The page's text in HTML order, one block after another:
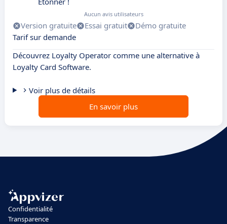
Aucun avis utilisateurs
Version gratuite Essai gratuit
Démo gratuite
Tarif sur demande
Découvrez Loyalty Operator comme une alternative à
Loyalty Card Software.
Voir plus de détails
En savoir plus
Confidentialité
Transparence